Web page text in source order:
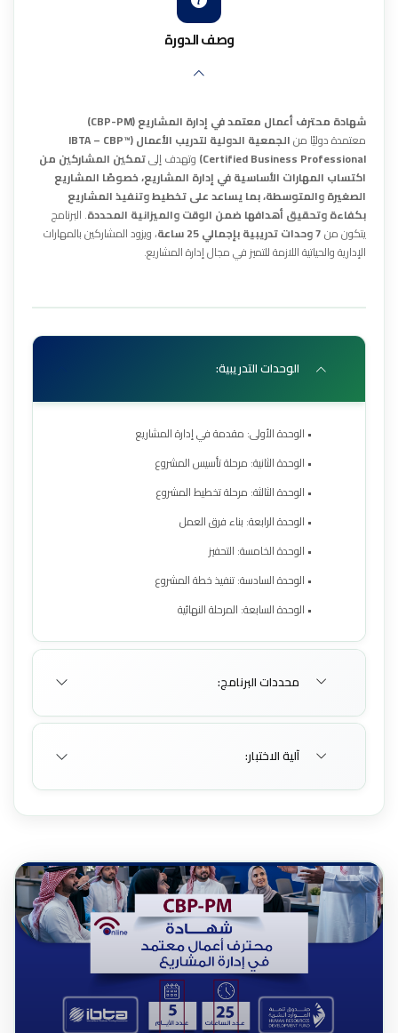
وصف الدورة
شهادة محترف أعمال معتمد في إدارة المشاريع (CBP-PM)
معتمدة دوليًا من
الجمعية الدولية لتدريب الأعمال (IBTA – CBP™
Certified Business Professional) وتهدف إلىتمكين المشاركين من
اكتساب المهارات الأساسية في إدارة المشاريع، خصوصًا المشاريع
الصغيرة والمتوسطة، بما يساعد على تخطيط وتنفيذ المشاريع
بكفاءة وتحقيق أهدافها ضمن الوقت والميزانية المحددة. البرنامج
يتكون من7 وحدات تدريبية بإجمالي 25 ساعة
، ويزود المشاركين بالمهارات
الإدارية والحياتية اللازمة للتميز في مجال إدارة المشاريع.
الوحدات التدريبية:
• الوحدة الأولى: مقدمة في إدارة المشاريع
• الوحدة الثانية: مرحلة تأسيس المشروع
• الوحدة الثالثة: مرحلة تخطيط المشروع
• الوحدة الرابعة: بناء فرق العمل
• الوحدة الخامسة: التحفيز
• الوحدة السادسة: تنفيذ خطة المشروع
• الوحدة السابعة: المرحلة النهائية
محددات البرنامج:
آلية الاختبار: